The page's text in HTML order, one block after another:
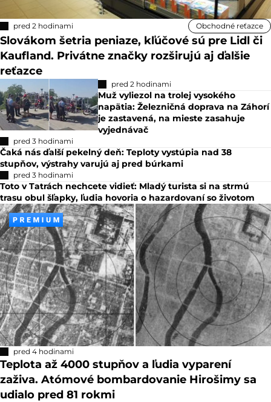
pred 2 hodinami Obchodné reťazce
Slovákom šetria peniaze, kľúčové sú pre Lidl či
Kaufland. Privátne značky rozširujú aj ďalšie
reťazce
pred 2 hodinami
Muž vyliezol na trolej vysokého
napätia: Železničná doprava na Záhorí
je zastavená, na mieste zasahuje
vyjednávač
pred 3 hodinami
Čaká nás ďalší pekelný deň: Teploty vystúpia nad 38
stupňov, výstrahy varujú aj pred búrkami
pred 3 hodinami
Toto v Tatrách nechcete vidieť: Mladý turista si na strmú
trasu obul šľapky, ľudia hovoria o hazardovaní so životom
pred 4 hodinami
Teplota až 4000 stupňov a ľudia vyparení
zaživa. Atómové bombardovanie Hirošimy sa
udialo pred 81 rokmi